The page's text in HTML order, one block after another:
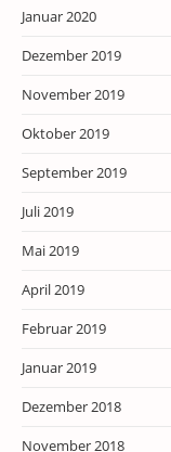
Januar 2020
Dezember 2019
November 2019
Oktober 2019
September 2019
Juli 2019
Mai 2019
April 2019
Februar 2019
Januar 2019
Dezember 2018
November 2018